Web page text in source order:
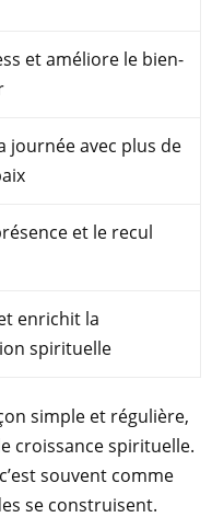
et améliore le bien-
journée avec plus de
et le recul
enrichit la
spirituelle
simple et régulière,
croissance spirituelle.
souvent comme
se construisent.